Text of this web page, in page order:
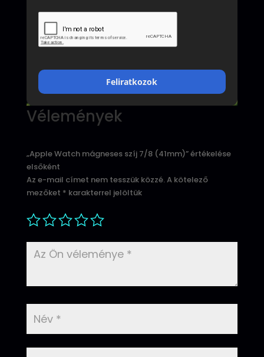
Feliratkozok
Vélemények
„Apple Watch mágneses szíj 7/8 (41mm)” értékelése
elsőként
Az e-mail címet nem tesszük közzé.A kötelező
mezőket * karakterrel jelöltük